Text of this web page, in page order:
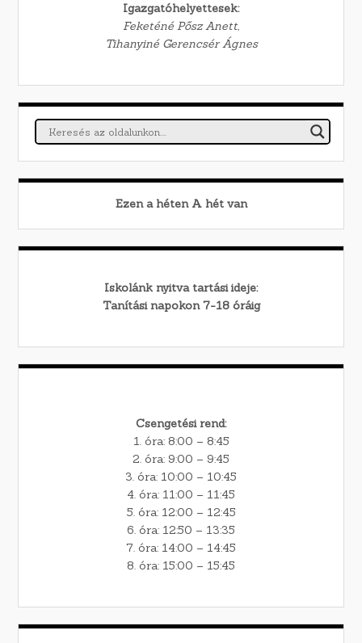
Igazgatóhelyettesek:
Feketéné Pősz Anett,
Tihanyiné Gerencsér Ágnes
Ezen a héten Ahét van
Iskolánk nyitva tartási ideje:
Tanítási napokon 7-18 óráig
Csengetési rend:
1. óra: 8:00 – 8:45
2. óra: 9:00 – 9:45
3. óra: 10:00 – 10:45
4. óra: 11:00 – 11:45
5. óra: 12:00 – 12:45
6. óra: 12:50 – 13:35
7. óra: 14:00 – 14:45
8. óra: 15:00 – 15:45